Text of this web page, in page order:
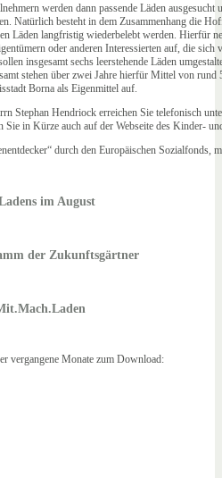
werden dann passende Läden
Natürlich besteht in dem Zusammenhang die
Läden langfristig wiederbelebt werden. Hierfür
oder anderen Interessierten auf, die
insgesamt sechs leerstehende Läden
stehen über zwei Jahre hierfür Mittel von
Borna als Eigenmittel auf.
Stephan Hendriock erreichen Sie telefonisch
Sie in Kürze auch auf der Webseite des Kinder-
durch den Europäischen Sozialfonds,
im August
der Zukunftsgärtner
vergangene Monate zum Download: